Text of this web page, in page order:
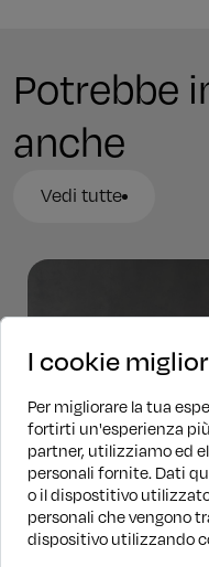
Potrebbe
anche
Vedi tutte
I cookie
Per migliorare la tua
fortirti un'esperienza
partner, utilizziamo ed
personali fornite. Dati
o il dispostitivo
personali che vengono
dispositivo utilizzando